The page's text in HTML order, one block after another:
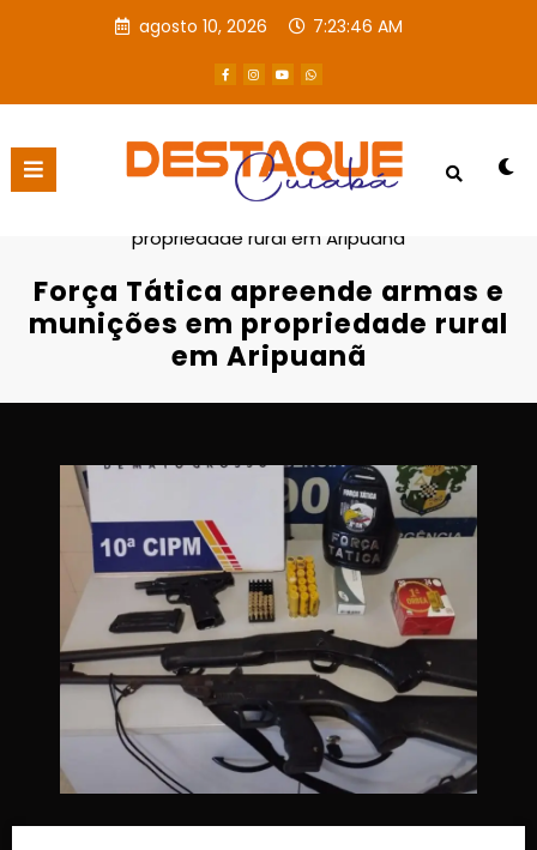
agosto 10, 2026 7:23:47 AM
Página inicial
POLICIAL
propriedade rural em Aripuanã
Força Tática apreende armas e
munições em propriedade rural
em Aripuanã